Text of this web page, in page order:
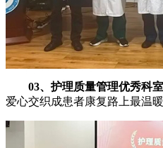
03、护理质量管理优秀科室
爱心交织成患者康复路上最温暖